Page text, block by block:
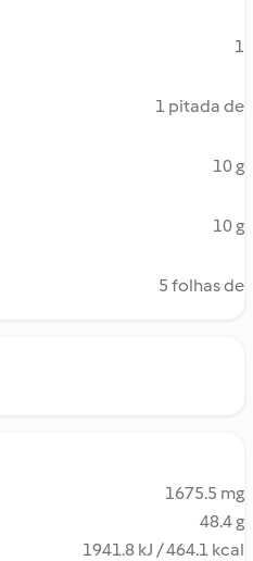
1
1 pitada de
10 g
10 g
5 folhas de
1675.5 mg
48.4 g
1941.8 kJ / 464.1 kcal